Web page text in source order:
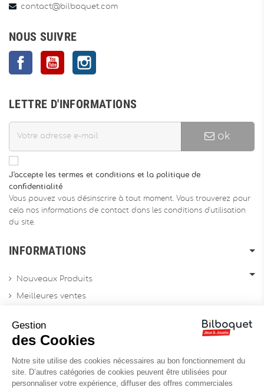
contact@bilboquet.com
NOUS SUIVRE
FacebookYouTube
LETTRE D'INFORMATIONS
ok
J'accepte les termes et conditions et la politique de
confidentialité
Vous pouvez vous désinscrire à tout moment. Vous trouverez pour
cela nos informations de contact dans les conditions d'utilisation
du site.
INFORMATIONS
Nouveaux Produits
Meilleures ventes
Archives produits
Contactez-nous
Gestion
des Cookies
Notre site utilise des cookies nécessaires au bon fonctionnement du
site. D’autres catégories de cookies peuvent être utilisées pour
personnaliser votre expérience, diffuser des offres commerciales